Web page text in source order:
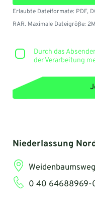
Niederlassung
0 40 64688969-
Erlaubte Dateiformate: PDF,
RAR. Maximale Dateigröße:
Durch das
der Verarbeitung